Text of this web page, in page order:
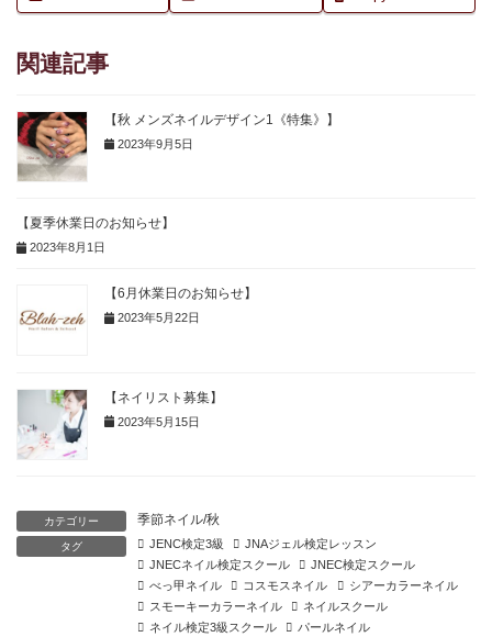
関連記事
【秋 メンズネイルデザイン1《特集》】
2023年9月5日
【夏季休業日のお知らせ】
2023年8月1日
【6月休業日のお知らせ】
2023年5月22日
【ネイリスト募集】
2023年5月15日
カテゴリー 季節ネイル/秋
タグ JENC検定3級
JNAジェル検定レッスン
JNECネイル検定スクール
JNEC検定スクール
べっ甲ネイル
コスモスネイル
シアーカラーネイル
スモーキーカラーネイル
ネイルスクール
ネイル検定3級スクール
パールネイル